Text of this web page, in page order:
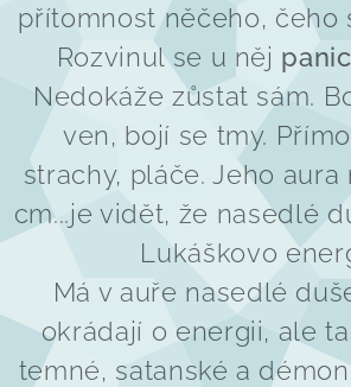
přítomnost něčeho, čeho
Rozvinul se u něj
Nedokáže zůstat sám.
ven, bojí se tmy.
strachy, pláče. Jeho aura
cm...je vidět, že nasedlé
Lukáškovo
Má v auře nasedlé
okrádají o energii, ale
temné, satanské a